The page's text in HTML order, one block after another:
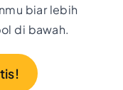
biar lebih
di bawah.